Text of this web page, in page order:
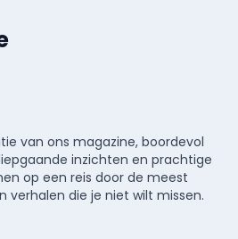
van ons magazine, boordevol
inzichten en prachtige
op een reis door de meest
verhalen die je niet wilt missen.